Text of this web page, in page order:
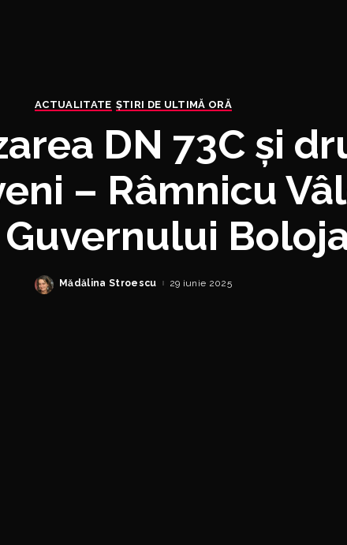
ACTUALITATE ȘTIRI DE ULTIMĂ ORĂ
DN 73C și
– Râmnicu
Posted
Mădălina Stroescu 29 iunie 2025